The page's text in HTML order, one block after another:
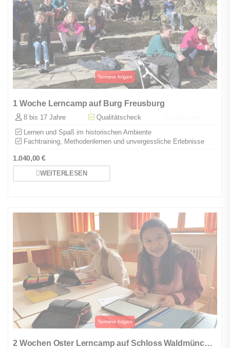
1 Woche Lerncamp auf Burg Freusburg
8 bis 17 Jahre Qualitätscheck
Lernen und Spaß im historischen Ambiente
Fachtraining, Methodenlernen und unvergessliche Erlebnisse
1.040,00€
WEITERLESEN
2 Wochen Oster Lerncamp auf Schloss Waldmünchen